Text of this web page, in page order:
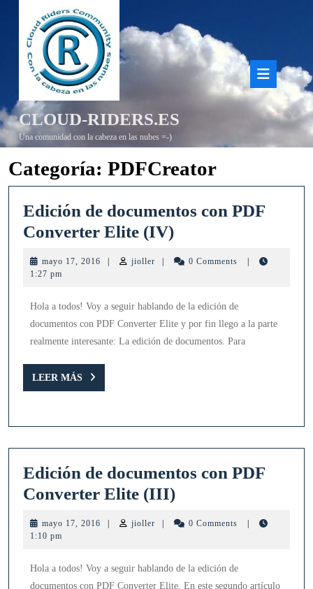
contenido
CLOUD-RIDERS.ES
Una comunidad con la cabeza en las nubes =-)
de
Categoría: PDFCreator
Edición de documentos con PDF
Converter Elite (IV)Edición
de
PDF
Converter
mayo 17, 2016 mayo
jioller jioller 0 Comments
1:27 pm
Hola a todos! Voy a seguir hablando de la edición de
documentos con PDF Converter Elite y por fin llego a la parte
realmente interesante: La edición de documentos. Para
LEER MÁS
MÁS
Edición de documentos con PDF
Converter Elite (III)Edición
de
PDF
mayo 17, 2016 mayo
jioller jioller 0 Comments
1:10 pm
Hola a todos! Voy a seguir hablando de la edición de
documentos con PDF Converter Elite. En este segundo artículo